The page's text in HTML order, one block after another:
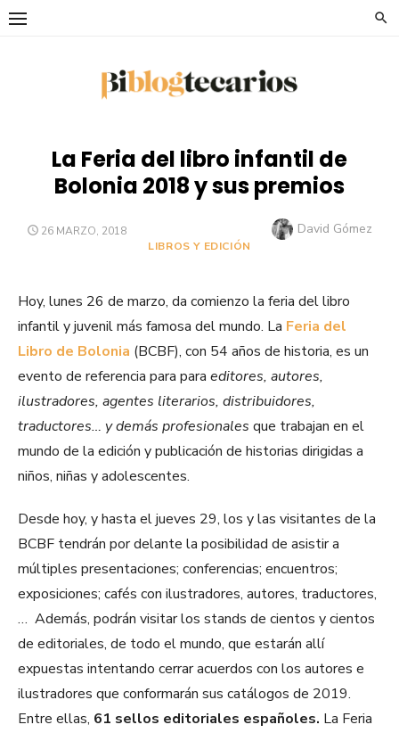
Saltar
La Feria del libro infantil de
Bolonia 2018 y sus premios
PUBLICADO
26 MARZO, 2018 Autor
David Gómez
LIBROS Y EDICIÓN
Hoy, lunes 26 de marzo, da comienzo la feria del libro
infantil y juvenil más famosa del mundo. La Feria del
Libro de Bolonia (BCBF), con 54 años de historia, es un
evento de referencia para para editores, autores,
ilustradores, agentes literarios, distribuidores,
traductores… y demás profesionales que trabajan en el
mundo de la edición y publicación de historias dirigidas a
niños, niñas y adolescentes.
Desde hoy, y hasta el jueves 29, los y las visitantes de la
BCBF tendrán por delante la posibilidad de asistir a
múltiples presentaciones; conferencias; encuentros;
exposiciones; cafés con ilustradores, autores, traductores,
… Además, podrán visitar los stands de cientos y cientos
de editoriales, de todo el mundo, que estarán allí
expuestas intentando cerrar acuerdos con los autores e
ilustradores que conformarán sus catálogos de 2019.
Entre ellas, 61 sellos editoriales españoles. La Feria